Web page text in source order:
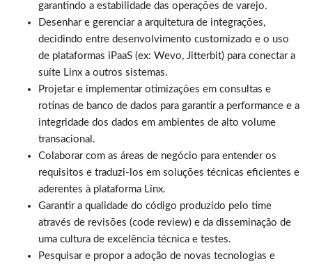
garantindo a estabilidade das operações de varejo.
Desenhar e gerenciar a arquitetura de integrações,
decidindo entre desenvolvimento customizado e o uso
de plataformas iPaaS (ex: Wevo, Jitterbit) para conectar a
suíte Linx a outros sistemas.
Projetar e implementar otimizações em consultas e
rotinas de banco de dados para garantir a performance e a
integridade dos dados em ambientes de alto volume
transacional.
Colaborar com as áreas de negócio para entender os
requisitos e traduzi-los em soluções técnicas eficientes e
aderentes à plataforma Linx.
Garantir a qualidade do código produzido pelo time
através de revisões (code review) e da disseminação de
uma cultura de excelência técnica e testes.
Pesquisar e propor a adoção de novas tecnologias e